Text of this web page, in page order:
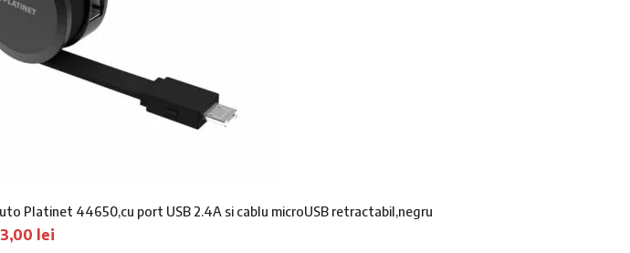
Platinet 44650,cu port USB 2.4A si cablu microUSB retractabil,negru
lei